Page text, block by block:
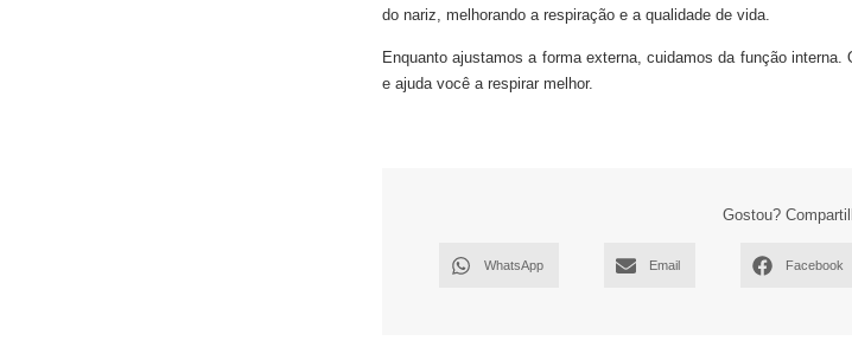
do nariz, melhorando a respiração e a qualidade de vida.
Enquanto ajustamos a forma externa, cuidamos da função
e ajuda você a respirar melhor.
Gostou?
WhatsApp Email Facebook